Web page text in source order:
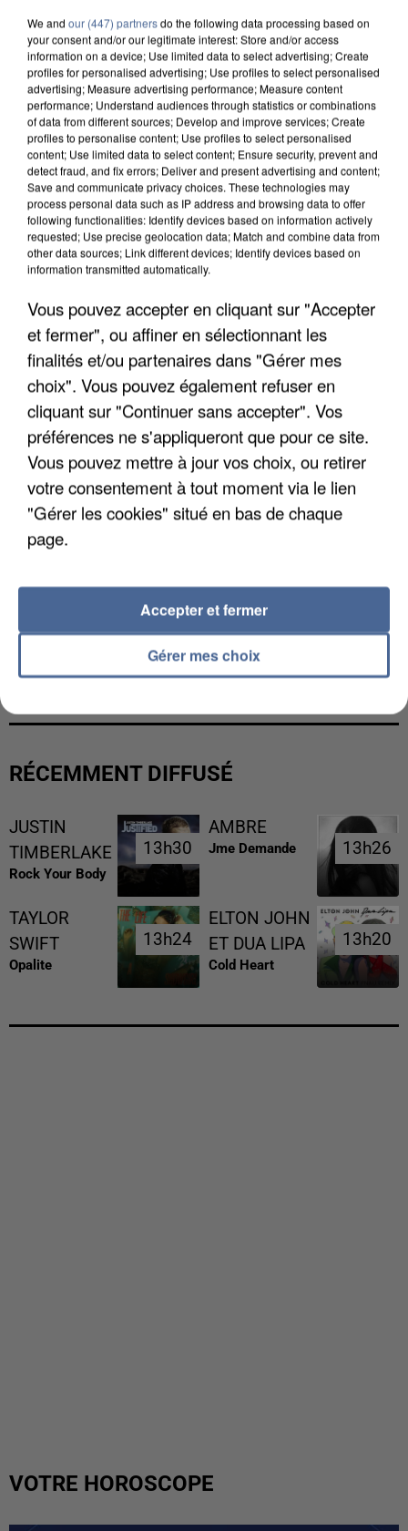
UNE TOURISTE DE L’OISE EMPORTÉE PAR UNE
COULÉE DE BOUE EN HAUTE-SAVOIE
LES DONNÉES DE 300 000 CLIENTS DÉROBÉES À
INTERMARCHÉ APRÈS UNE...
RÉCEMMENT DIFFUSÉ
JUSTIN
TIMBERLAKE
Rock Your Body
13h30
13h30
AMBRE
Jme Demande 13h26
13h26
TAYLOR
SWIFT
Opalite
13h24
13h24
ELTON JOHN
ET DUA LIPA
Cold Heart
13h20
13h20
VOTRE HOROSCOPE
We and our (447) partnersdo the following data processing based on
your consent and/or our legitimate interest: Store and/or access
information on a device; Use limited data to select advertising; Create
profiles for personalised advertising; Use profiles to select personalised
advertising; Measure advertising performance; Measure content
performance; Understand audiences through statistics or combinations
of data from different sources; Develop and improve services; Create
profiles to personalise content; Use profiles to select personalised
content; Use limited data to select content; Ensure security, prevent and
detect fraud, and fix errors; Deliver and present advertising and content;
Save and communicate privacy choices. These technologies may
process personal data such as IP address and browsing data to offer
following functionalities: Identify devices based on information actively
requested; Use precise geolocation data; Match and combine data from
other data sources; Link different devices; Identify devices based on
information transmitted automatically.
Vous pouvez accepter en cliquant sur "Accepter
et fermer", ou affiner en sélectionnant les
finalités et/ou partenaires dans "Gérer mes
choix". Vous pouvez également refuser en
cliquant sur "Continuer sans accepter". Vos
préférences ne s'appliqueront que pour ce site.
Vous pouvez mettre à jour vos choix, ou retirer
votre consentement à tout moment via le lien
"Gérer les cookies" situé en bas de chaque
page.
Gérer mes choix
Accepter et fermer